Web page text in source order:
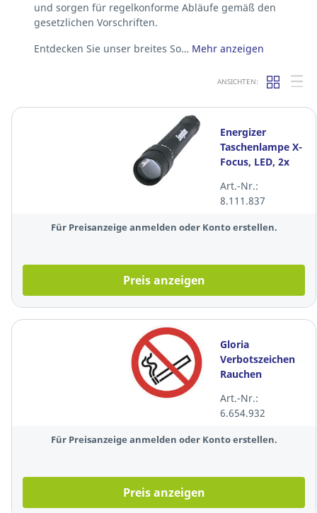
und sorgen für regelkonforme Abläufe gemäß den
gesetzlichen Vorschriften.
Entdecken Sie unser breites So… Mehr anzeigen
ANSICHTEN:
Energizer
Taschenlampe X-
Focus, LED, 2x
Lumen, schwarz
Art.-Nr.:
8.111.837
Für Preisanzeige anmelden oder Konto erstellen.
Preis anzeigen
Gloria
Verbotszeichen
Rauchen
Durchmesser:
20cm, rot/weiß
Art.-Nr.:
6.654.932
Für Preisanzeige anmelden oder Konto erstellen.
Preis anzeigen